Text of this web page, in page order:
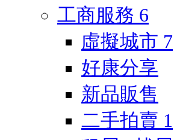
工商服務 6
虛擬城市 7
好康分享
新品販售
二手拍賣 1